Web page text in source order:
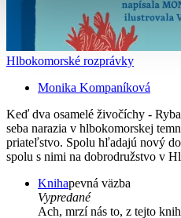
Hlbokomorské rozprávky
Monika Kompaníková
Keď dva osamelé živočíchy -
seba narazia v hlbokomorskej
priateľstvo. Spolu hľadajú nový
spolu s nimi na dobrodružstvo v
Knihapevná väzba
Vypredané
Ach, mrzí nás to, z tejto